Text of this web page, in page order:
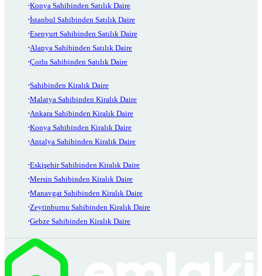
Konya Sahibinden Satılık Daire
İstanbul Sahibinden Satılık Daire
Esenyurt Sahibinden Satılık Daire
Alanya Sahibinden Satılık Daire
Çorlu Sahibinden Satılık Daire
Sahibinden Kiralık Daire
Malatya Sahibinden Kiralık Daire
Ankara Sahibinden Kiralık Daire
Konya Sahibinden Kiralık Daire
Antalya Sahibinden Kiralık Daire
Eskişehir Sahibinden Kiralık Daire
Mersin Sahibinden Kiralık Daire
Manavgat Sahibinden Kiralık Daire
Zeytinburnu Sahibinden Kiralık Daire
Gebze Sahibinden Kiralık Daire